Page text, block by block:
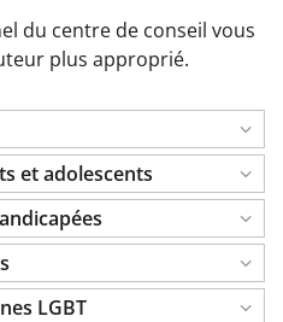
du centre de conseil vous
plus approprié.
et adolescents
LGBT